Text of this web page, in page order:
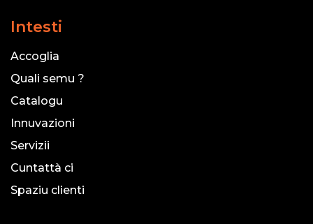
Intesti
Accoglia
Quali semu ?
Catalogu
Innuvazioni
Servizii
Cuntattà ci
Spaziu clienti